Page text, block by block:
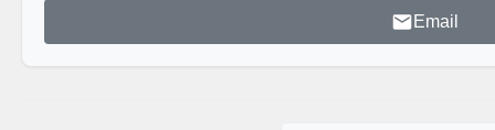
Email